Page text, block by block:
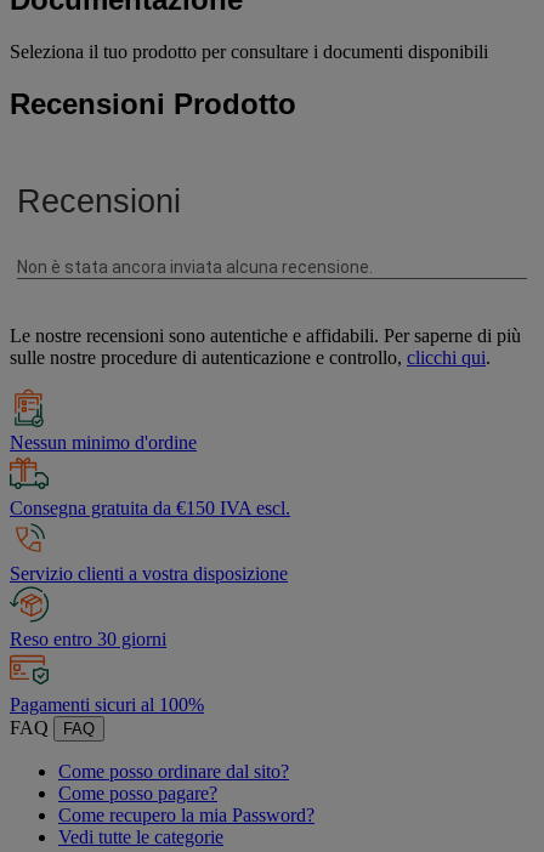
Seleziona il tuo prodotto per consultare i documenti disponibili
Recensioni Prodotto
Le nostre recensioni sono autentiche e affidabili. Per saperne di più
sulle nostre procedure di autenticazione e controllo, clicchi qui.
Nessun minimo d'ordine
Consegna gratuita da €150 IVA escl.
Servizio clienti a vostra disposizione
Reso entro 30 giorni
Pagamenti sicuri al 100%
FAQ
FAQ
Come posso ordinare dal sito?
Come posso pagare?
Come recupero la mia Password?
Vedi tutte le categorie